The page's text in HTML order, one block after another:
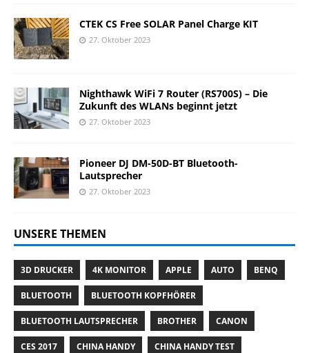
CTEK CS Free SOLAR Panel Charge KIT
27. Oktober 2023
Nighthawk WiFi 7 Router (RS700S) – Die
Zukunft des WLANs beginnt jetzt
27. Oktober 2023
Pioneer DJ DM-50D-BT Bluetooth-
Lautsprecher
27. Oktober 2023
UNSERE THEMEN
3D DRUCKER 4K MONITOR APPLE AUTO BENQ
BLUETOOTH BLUETOOTH KOPFHÖRER
BLUETOOTH LAUTSPRECHER BROTHER CANON
CES 2017 CHINA HANDY CHINA HANDY TEST